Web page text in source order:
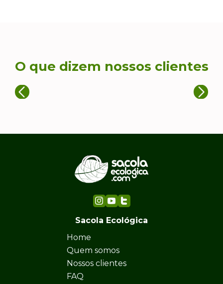
O que dizem nossos clientes
Sacola Ecológica
Home
Quem somos
Nossos clientes
FAQ